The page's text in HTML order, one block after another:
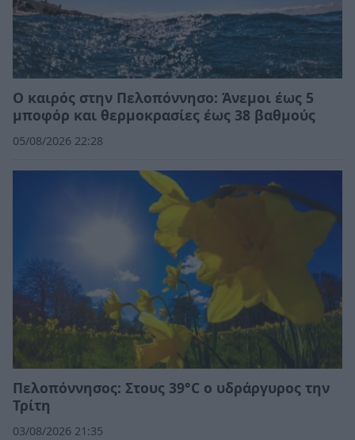
Ο καιρός στην Πελοπόννησο: Άνεμοι έως 5
μποφόρ και θερμοκρασίες έως 38 βαθμούς
05/08/2026 22:28
Πελοπόννησος: Στους 39°C ο υδράργυρος την
Τρίτη
03/08/2026 21:35